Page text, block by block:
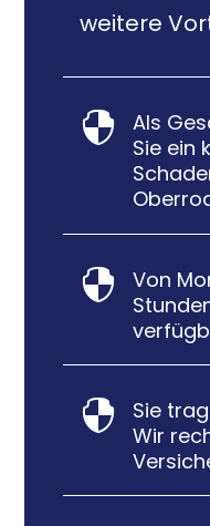
weitere

Als
Sie ein

Von

Sie
Wir